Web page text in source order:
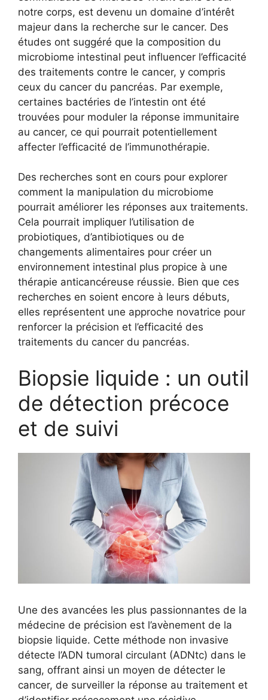
notre corps, est devenu un domaine d’intérêt
majeur dans la recherche sur le cancer. Des
études ont suggéré que la composition du
microbiome intestinal peut influencer l’efficacité
des traitements contre le cancer, y compris
ceux du cancer du pancréas. Par exemple,
certaines bactéries de l’intestin ont été
trouvées pour moduler la réponse immunitaire
au cancer, ce qui pourrait potentiellement
affecter l’efficacité de l’immunothérapie.
Des recherches sont en cours pour explorer
comment la manipulation du microbiome
pourrait améliorer les réponses aux traitements.
Cela pourrait impliquer l’utilisation de
probiotiques, d’antibiotiques ou de
changements alimentaires pour créer un
environnement intestinal plus propice à une
thérapie anticancéreuse réussie. Bien que ces
recherches en soient encore à leurs débuts,
elles représentent une approche novatrice pour
renforcer la précision et l’efficacité des
traitements du cancer du pancréas.
Biopsie liquide : un outil
de détection précoce
et de suivi
Une des avancées les plus passionnantes de la
médecine de précision est l’avènement de la
biopsie liquide. Cette méthode non invasive
détecte l’ADN tumoral circulant (ADNtc) dans le
sang, offrant ainsi un moyen de détecter le
cancer, de surveiller la réponse au traitement et